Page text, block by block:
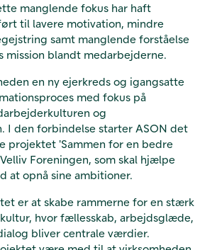
manglende fokus har haft
til lavere motivation, mindre
samt manglende forståelse
mission blandt medarbejderne.
en ny ejerkreds og igangsatte
med fokus på
og
I den forbindelse starter ASON det
projektet 'Sammen for en bedre
Foreningen, som skal hjælpe
at opnå sine ambitioner.
er at skabe rammerne for en stærk
hvor fællesskab, arbejdsglæde,
bliver centrale værdier.